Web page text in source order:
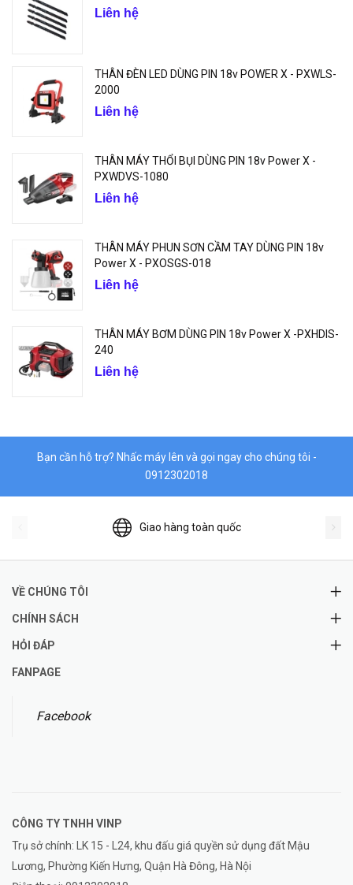
Liên hệ
THÂN ĐÈN LED DÙNG PIN 18v POWER X - PXWLS-
2000
Liên hệ
THÂN MÁY THỔI BỤI DÙNG PIN 18v Power X -
PXWDVS-1080
Liên hệ
THÂN MÁY PHUN SƠN CẦM TAY DÙNG PIN 18v
Power X - PXOSGS-018
Liên hệ
THÂN MÁY BƠM DÙNG PIN 18v Power X -PXHDIS-
240
Liên hệ
Bạn cần hỗ trợ? Nhấc máy lên và gọi ngay cho chúng tôi -
0912302018
Giao hàng toàn quốc
VỀ CHÚNG TÔI
CHÍNH SÁCH
HỎI ĐÁP
FANPAGE
Facebook
CÔNG TY TNHH VINP
Trụ sở chính: LK 15 - L24, khu đấu giá quyền sử dụng đất Mậu
Lương, Phường Kiến Hưng, Quận Hà Đông, Hà Nội